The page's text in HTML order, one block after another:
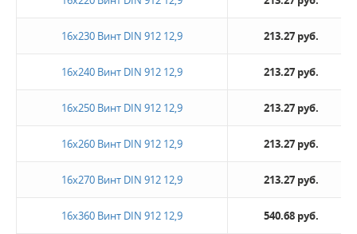
16х230 Винт DIN 912 12,9 213.27 руб.
16х240 Винт DIN 912 12,9 213.27 руб.
16х250 Винт DIN 912 12,9 213.27 руб.
16х260 Винт DIN 912 12,9 213.27 руб.
16х270 Винт DIN 912 12,9 213.27 руб.
16х360 Винт DIN 912 12,9 540.68 руб.